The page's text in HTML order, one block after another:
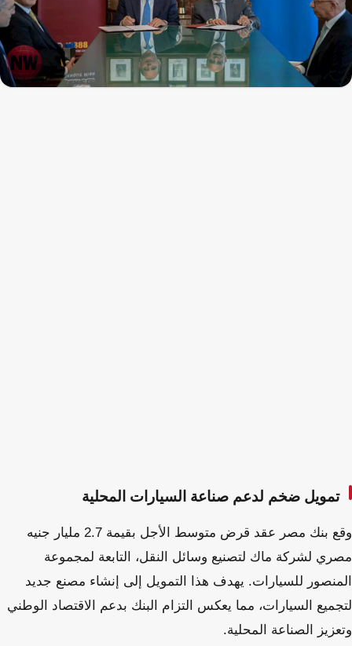
تمويل ضخم لدعم صناعة السيارات المحلية
وقع بنك مصر عقد قرض متوسط الأجل بقيمة 2.7 مليار جنيه
مصري لشركة ماك لتصنيع وسائل النقل، التابعة لمجموعة
المنصور للسيارات. يهدف هذا التمويل إلى إنشاء مصنع جديد
لتجميع السيارات، مما يعكس التزام البنك بدعم الاقتصاد الوطني
وتعزيز الصناعة المحلية.